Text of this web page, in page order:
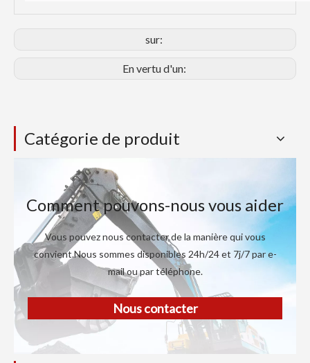
sur:
En vertu d'un:
Catégorie de produit
Comment pouvons-nous vous aider
Vous pouvez nous contacter de la manière qui vous
convient.Nous sommes disponibles 24h/24 et 7j/7 par e-
mail ou par téléphone.
Nous contacter